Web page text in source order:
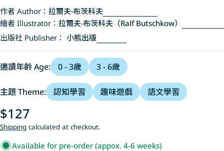
作者 Author： 拉爾夫‧布茨科夫
繪者 Illustrator： 拉爾夫‧布茨科夫（Ralf Butschkow）
出版社 Publisher： 小熊出版
適讀年齡 Age: 0 - 3歲 3 - 6歲
主題 Theme: 認知學習 趣味遊戲 語文學習
Regular
price
$127
Shipping calculated at checkout.
Available for pre-order (appox. 4-6 weeks)